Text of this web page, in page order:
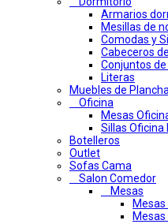
Armarios
Mesillas de
Comodas y
Cabeceros
Conjuntos
Literas
Muebles de
Oficina
Mesas
Sillas Oficina
Botelleros
Outlet
Sofas Cama
Salon Comedor
Mesas